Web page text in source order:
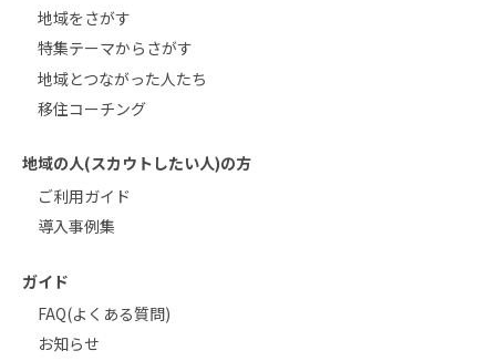
地域をさがす
特集テーマからさがす
地域とつながった人たち
移住コーチング
地域の人(スカウトしたい人)の方
ご利用ガイド
導入事例集
ガイド
FAQ(よくある質問)
お知らせ